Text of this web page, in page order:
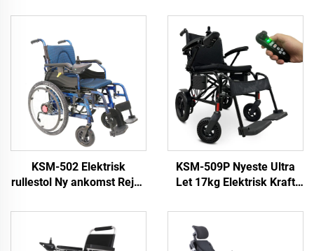
KSM-502 Elektrisk
rullestol Ny ankomst Rejse
rullestole med 24 tommer
baghjul Afmontérbar
batteri
KSM-509P Nyeste Ultra
Let 17kg Elektrisk Kraft
Brushless Portable
Foldbar Letvægts Elektrisk